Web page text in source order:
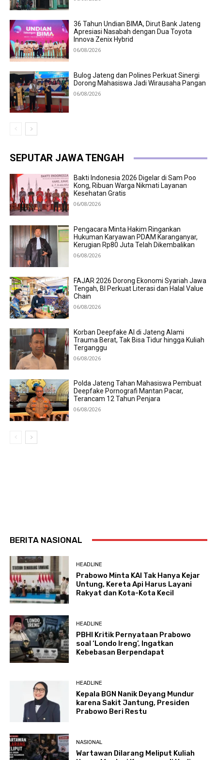
36 Tahun Undian BIMA, Dirut Bank Jateng
Apresiasi Nasabah dengan Dua Toyota
Innova Zenix Hybrid
06/08/2026
Bulog Jateng dan Polines Perkuat Sinergi
Dorong Mahasiswa Jadi Wirausaha Pangan
06/08/2026
SEPUTAR JAWA TENGAH
Bakti Indonesia 2026 Digelar di Sam Poo
Kong, Ribuan Warga Nikmati Layanan
Kesehatan Gratis
06/08/2026
Pengacara Minta Hakim Ringankan
Hukuman Karyawan PDAM Karanganyar,
Kerugian Rp80 Juta Telah Dikembalikan
06/08/2026
FAJAR 2026 Dorong Ekonomi Syariah Jawa
Tengah, BI Perkuat Literasi dan Halal Value
Chain
06/08/2026
Korban Deepfake AI di Jateng Alami
Trauma Berat, Tak Bisa Tidur hingga Kuliah
Terganggu
06/08/2026
Polda Jateng Tahan Mahasiswa Pembuat
Deepfake Pornografi Mantan Pacar,
Terancam 12 Tahun Penjara
06/08/2026
BERITA NASIONAL
HEADLINE
Prabowo Minta KAI Tak Hanya Kejar
Untung, Kereta Api Harus Layani
Rakyat dan Kota-Kota Kecil
HEADLINE
PBHI Kritik Pernyataan Prabowo
soal ‘Londo Ireng’, Ingatkan
Kebebasan Berpendapat
HEADLINE
Kepala BGN Nanik Deyang Mundur
karena Sakit Jantung, Presiden
Prabowo Beri Restu
NASIONAL
Wartawan Dilarang Meliput Kuliah